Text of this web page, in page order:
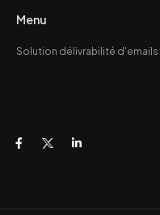
Menu
Solution délivrabilité d'emails